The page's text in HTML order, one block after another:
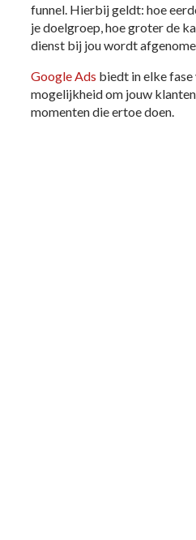
funnel. Hierbij geldt: hoe
je doelgroep, hoe groter de
dienst bij jou wordt
Google Ads biedt in elke fase
mogelijkheid om jouw
momenten die ertoe doen.